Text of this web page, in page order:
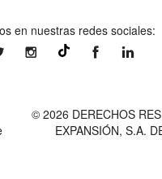
en nuestras redes sociales:
expansionmxexpansionmx
© 2026 DERECHOS
EXPANSIÓN, S.A.